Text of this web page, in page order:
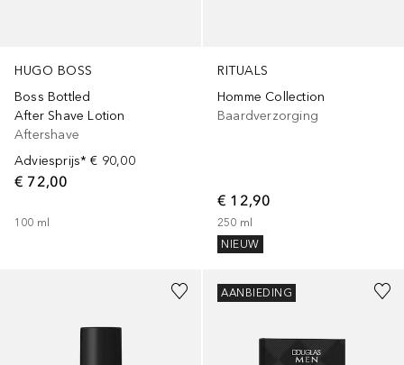
HUGO BOSS
Boss Bottled
After Shave Lotion
Aftershave
Adviesprijs* € 90,00
€ 72,00
100 ml
RITUALS
Homme Collection
Baardverzorging
€ 12,90
250 ml
NIEUW
AANBIEDING